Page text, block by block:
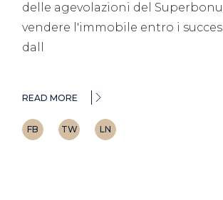
delle agevolazioni del
vendere l'immobile entro i
dall
READ MORE
FB TW LN